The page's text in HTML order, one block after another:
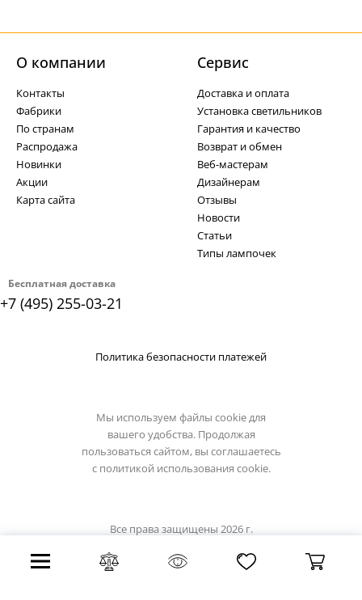
Бесплатная доставка
+7 (495) 255-03-21
О компании
Контакты
Фабрики
По странам
Распродажа
Новинки
Акции
Карта сайта
Cервис
Доставка и оплата
Установка светильников
Гарантия и качество
Возврат и обмен
Веб-мастерам
Дизайнерам
Отзывы
Новости
Статьи
Типы лампочек
Политика безопасности платежей
Мы используем файлы cookie для
вашего удобства. Продолжая
пользоваться сайтом, вы соглашаетесь
с политикой использования cookie.
Все права защищены 2026 г.